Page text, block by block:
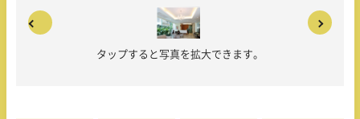
タップすると写真を拡大できます。